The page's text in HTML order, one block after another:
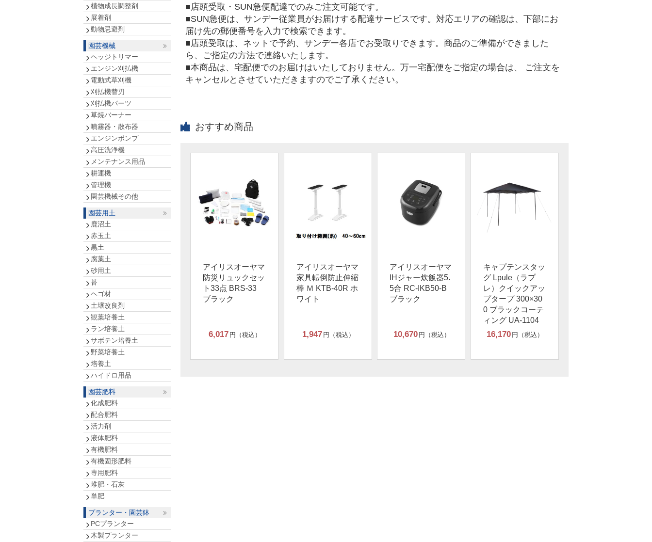
■店頭受取・SUN急便配達でのみご注文可能です。
■SUN急便は、サンデー従業員がお届けする配達サービスです。対応エリアの確認は、下部にお
届け先の郵便番号を入力で検索できます。
■店頭受取は、ネットで予約、サンデー各店でお受取りできます。商品のご準備ができました
ら、ご指定の方法で連絡いたします。
■本商品は、宅配便でのお届けはいたしておりません。万一宅配便をご指定の場合は、 ご注文を
キャンセルとさせていただきますのでご了承ください。
植物成長調整剤
展着剤
動物忌避剤
園芸機械
ヘッジトリマー
エンジン刈払機
電動式草刈機
刈払機替刃
刈払機パーツ
草焼バーナー
噴霧器・散布器
エンジンポンプ
高圧洗浄機
メンテナンス用品
耕運機
管理機
園芸機械その他
園芸用土
鹿沼土
赤玉土
黒土
腐葉土
砂用土
苔
ヘゴ材
土壌改良剤
観葉培養土
ラン培養土
サボテン培養土
野菜培養土
培養土
ハイドロ用品
園芸肥料
化成肥料
配合肥料
活力剤
液体肥料
有機肥料
有機固形肥料
専用肥料
堆肥・石灰
単肥
プランター・園芸鉢
PCプランター
木製プランター
おすすめ商品
アイリスオーヤマ
防災リュックセッ
ト33点 BRS-33
ブラック
6,017 円（税込）
アイリスオーヤマ
家具転倒防止伸縮
棒 Ｍ KTB-40R ホ
ワイト
1,947 円（税込）
アイリスオーヤマ
IHジャー炊飯器5.
5合 RC-IKB50-B
ブラック
10,670 円（税込）
キャプテンスタッ
グ Lpule（ラプ
レ）クイックアッ
プタープ 300×30
0 ブラックコーテ
ィング UA-1104
16,170 円（税込）